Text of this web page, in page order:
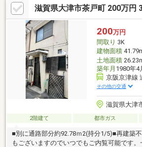
滋賀県大津市茶戸町 200万円
200万円
間取り 3K
建物面積
土地面積
築年月 1980年4
京阪京津線
その他の交通
滋賀県大津
2階建て 都市ガス
■別に通路部分約92.78ｍ2(持分1/5)■再建築
もございますのでいつでもご内覧可能です。